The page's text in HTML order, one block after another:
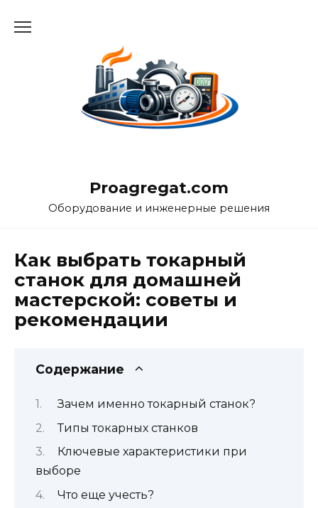
Proagregat.com
Оборудование и инженерные решения
Как выбрать токарный
станок для домашней
мастерской: советы и
рекомендации
Содержание
Зачем именно токарный станок?
Типы токарных станков
Ключевые характеристики при
выборе
Что еще учесть?